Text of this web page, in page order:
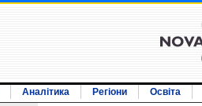
Аналітика Регіони Освіта